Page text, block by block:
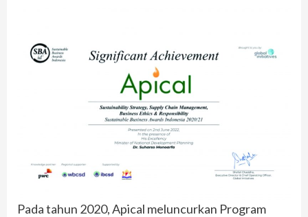
Pada tahun 2020, Apical meluncurkan Program